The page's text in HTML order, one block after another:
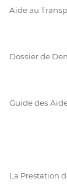
Aide au
Dossier de
Guide des
La Prestation